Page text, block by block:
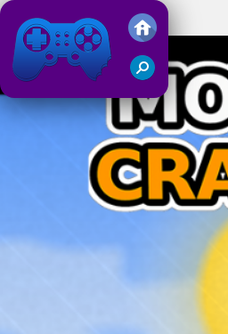
Juegos Friv 2019
Crazy Moto